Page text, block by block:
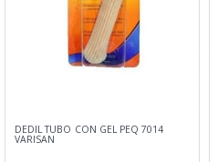
DEDIL TUBO CON GEL PEQ 7014
VARISAN